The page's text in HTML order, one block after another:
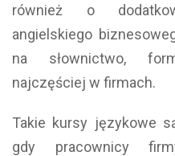
również o
angielskiego
na słownictwo,
najczęściej w firmach.
Takie kursy językowe
gdy pracownicy